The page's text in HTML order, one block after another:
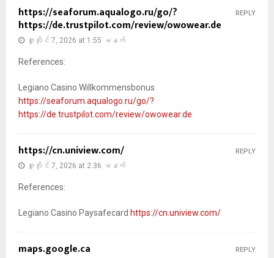
https://seaforum.aqualogo.ru/go/?
https://de.trustpilot.com/review/owowear.de
ဇူလိုင် 7, 2026 at 1:55 မနက်
References:
Legiano Casino Willkommensbonus
https://seaforum.aqualogo.ru/go/?
https://de.trustpilot.com/review/owowear.de
REPLY
https://cn.uniview.com/
ဇူလိုင် 7, 2026 at 2:36 မနက်
References:
Legiano Casino Paysafecard https://cn.uniview.com/
REPLY
maps.google.ca REPLY